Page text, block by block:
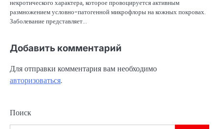
некротического характера, которое провоцируется активным
размножением условно-патогенной микрофлоры на кожных покровах.
Заболевание представляет…
Добавить комментарий
Для отправки комментария вам необходимо
авторизоваться.
Поиск